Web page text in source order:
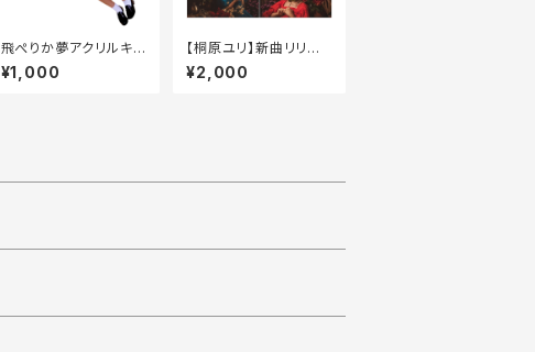
飛ぺりか夢アクリルキ
ーホルダー2020
¥1,000
【桐原ユリ】新曲リリー
ス記念2L判ブロマイド5
枚セット【数量限定】
¥2,000